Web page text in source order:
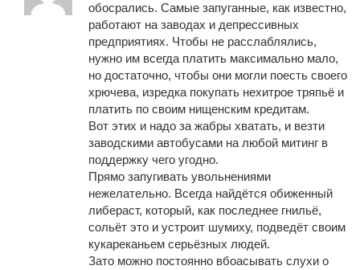
oбocpaлись. Самые запуганные, как известно,
работают на заводах и депрессивных
предприятиях. Чтобы не расслаблялись,
нужно им всегда платить максимально мало,
но достаточно, чтобы они могли поесть своего
хрючева, изредка покупать нехитрое тряпьё и
платить по своим нищенским кредитам.
Вот этих и надо за жабры хватать, и везти
заводскими автобусами на любой митинг в
поддержку чего угодно.
Прямо запугивать увольнениями
нежелательно. Всегда найдётся обиженный
либераст, который, как последнее гнильё,
сольёт это и устроит шумиху, подведёт своим
кукареканьем серьёзных людей.
Зато можно постоянно вбоасывать слухи о